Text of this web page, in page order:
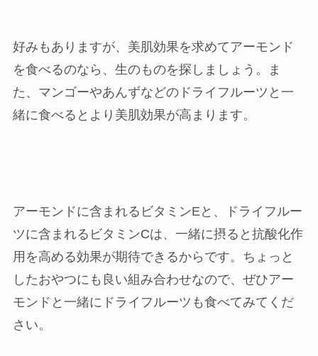
好みもありますが、美肌効果を求めてアーモンド
を食べるのなら、生のものを探しましょう。ま
た、マンゴーやあんずなどのドライフルーツと一
緒に食べるとより美肌効果が高まります。
アーモンドに含まれるビタミンEと、ドライフルー
ツに含まれるビタミンCは、一緒に摂ると抗酸化作
用を高める効果が期待できるからです。ちょっと
したおやつにも良い組み合わせなので、ぜひアー
モンドと一緒にドライフルーツも食べてみてくだ
さい。